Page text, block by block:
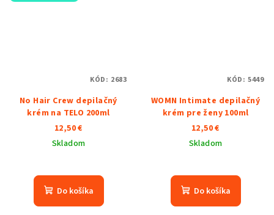
No Hair Crew depilačný
krém na TELO 200ml
12,50 €
Skladom
hodnotenie
produktu
Do košíka
KÓD: 2683
WOMN Intimate depilačný
krém pre ženy 100ml
12,50 €
Skladom
hodnotenie
produktu
Do košíka
KÓD: 5449